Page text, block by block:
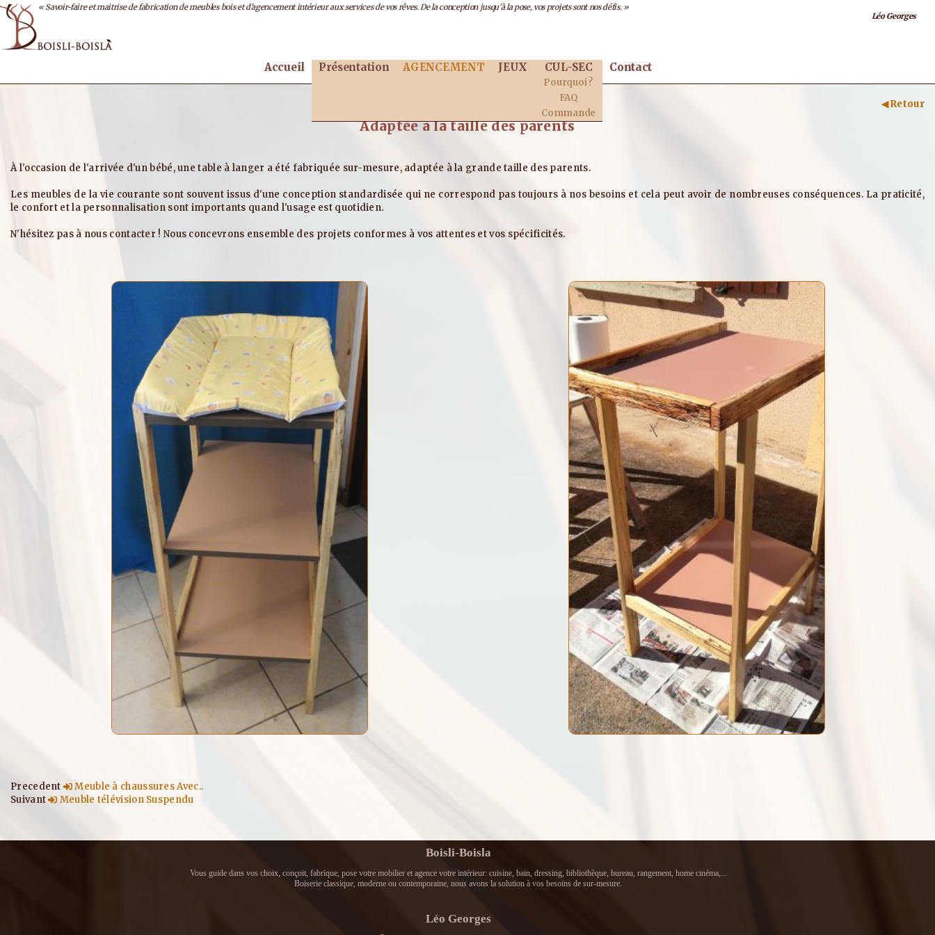
« Savoir-faire et maitrise de fabrication de meubles bois et d'agencement intérieur aux services de vos rêves. De la conception jusqu'à la pose, vos projets sont nos défis. »
Léo Georges
Accueil Présentation AGENCEMENT JEUX CUL-SEC
Pourquoi ?
FAQ
Commande
Contact
◀ Retour
Adaptée à la taille des parents
À l'occasion de l'arrivée d'un bébé, une table à langer a été fabriquée sur-mesure, adaptée à la grande taille des parents.
Les meubles de la vie courante sont souvent issus d'une conception standardisée qui ne correspond pas toujours à nos besoins et cela peut avoir de nombreuses conséquences. La praticité,
le confort et la personnalisation sont importants quand l'usage est quotidien.
N'hésitez pas à nous contacter ! Nous concevrons ensemble des projets conformes à vos attentes et vos spécificités.
Precedent
Meuble à chaussures Avec..
Suivant
Meuble télévision Suspendu
Boisli-Boisla
Vous guide dans vos choix, conçoit, fabrique, pose votre mobilier et agence votre intérieur: cuisine, bain, dressing, bibliothèque, bureau, rangement, home cinéma,...
Boiserie classique, moderne ou contemporaine, nous avons la solution à vos besoins de sur-mesure.
Léo Georges